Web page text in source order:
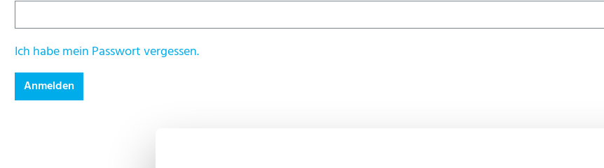
Ich habe mein Passwort vergessen.
Anmelden